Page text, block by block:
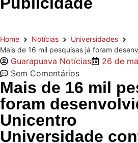
Home Notícias
Universidades
Mais de 16 mil pesquisas já foram
Guarapuava Notícias 26 de
Sem Comentários
Mais de 16 mil
foram
Unicentro
Universidade